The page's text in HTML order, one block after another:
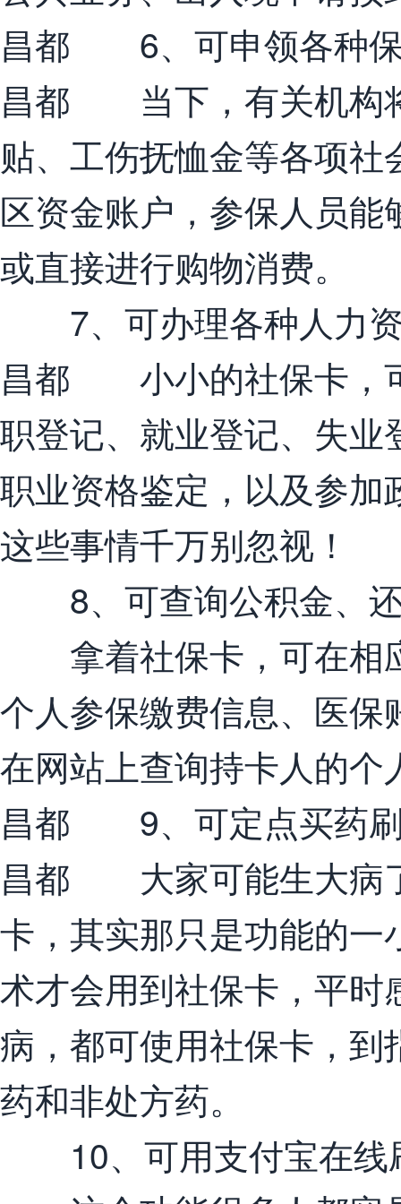
昌都 6、可申领各种
昌都 当下，有关机构
贴、工伤抚恤金等各项
区资金账户，参保人员
或直接进行购物消费。
7、可办理各种人力
昌都 小小的社保卡，
职登记、就业登记、失
职业资格鉴定，以及参
这些事情千万别忽视！
8、可查询公积金、
拿着社保卡，可在相
个人参保缴费信息、医
在网站上查询持卡人的
昌都 9、可定点买药
昌都 大家可能生大病
卡，其实那只是功能的
术才会用到社保卡，平
病，都可使用社保卡，
药和非处方药。
10、可用支付宝在线